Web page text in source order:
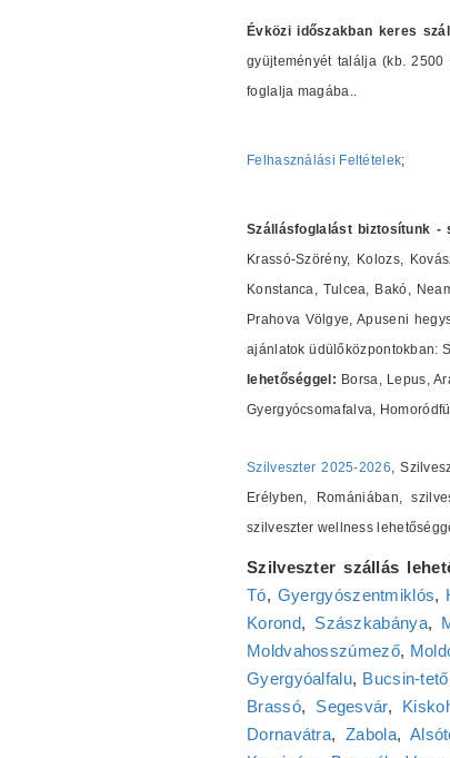
Évközi időszakban keres
gyüjteményét találja (kb.
foglalja magába..
Felhasználási Feltételek;
Szállásfoglalást biztosítunk -
Krassó-Szörény, Kolozs,
Konstanca, Tulcea, Bakó,
Prahova Völgye, Apuseni
ajánlatok üdülőközpontokban:
lehetőséggel: Borsa, Lepus,
Gyergyócsomafalva,
Szilveszter 2025-2026,
Erélyben, Romániában,
szilveszter wellness
Szilveszter szállás
Tó, Gyergyószentmiklós,
Korond, Szászkabánya,
Moldvahosszúmező,
Gyergyóalfalu, Bucsin-tető
Brassó, Segesvár,
Dornavátra,Zabola,